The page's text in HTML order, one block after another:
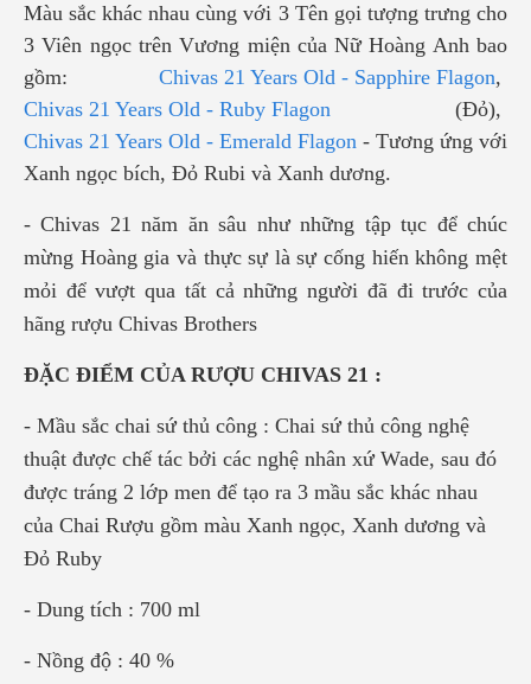
Màu sắc khác nhau cùng với 3 Tên gọi tượng trưng cho
3 Viên ngọc trên Vương miện của Nữ Hoàng Anh bao
gồm: Chivas 21 Years Old - Sapphire Flagon,
Chivas 21 Years Old - Ruby Flagon (Đỏ),
Chivas 21 Years Old - Emerald Flagon - Tương ứng với
Xanh ngọc bích, Đỏ Rubi và Xanh dương.
- Chivas 21 năm ăn sâu như những tập tục để chúc
mừng Hoàng gia và thực sự là sự cống hiến không mệt
mỏi để vượt qua tất cả những người đã đi trước của
hãng rượu Chivas Brothers
ĐẶC ĐIỂM CỦA RƯỢU CHIVAS 21 :
- Mầu sắc chai sứ thủ công : Chai sứ thủ công nghệ
thuật được chế tác bởi các nghệ nhân xứ Wade, sau đó
được tráng 2 lớp men để tạo ra 3 mầu sắc khác nhau
của Chai Rượu gồm màu Xanh ngọc, Xanh dương và
Đỏ Ruby
- Dung tích : 700 ml
- Nồng độ : 40 %